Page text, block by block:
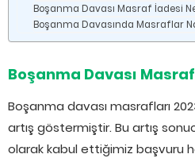
Boşanma Davası Masraf İadesi
Boşanma Davasında Masraflar
Boşanma Davası
Boşanma davası masrafları
artış göstermiştir. Bu artış
olarak kabul ettiğimiz başvuru